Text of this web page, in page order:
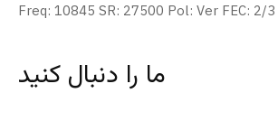
Freq: 10845 SR: 27500 Pol: Ver FEC: 2/3
ما را دنبال کنید